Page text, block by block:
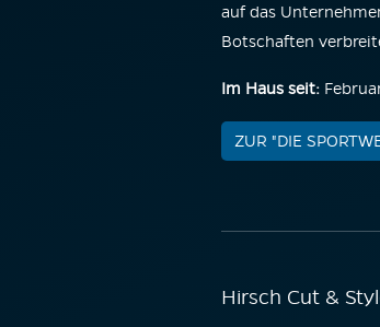
auf das
Botschaften
Im Haus seit:
ZUR "DIE
Hirsch Cut &